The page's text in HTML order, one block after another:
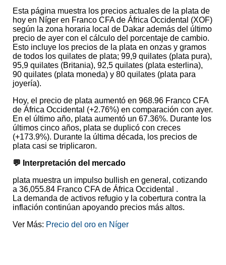
Esta página muestra los precios actuales de la plata de
hoy en Níger en Franco CFA de África Occidental (XOF)
según la zona horaria local de Dakar además del último
precio de ayer con el cálculo del porcentaje de cambio.
Esto incluye los precios de la plata en onzas y gramos
de todos los quilates de plata; 99,9 quilates (plata pura),
95,9 quilates (Britania), 92,5 quilates (plata esterlina),
90 quilates (plata moneda) y 80 quilates (plata para
joyería).
Hoy, el precio de plata aumentó en 968.96 Franco CFA
de África Occidental (+2.76%) en comparación con ayer.
En el último año, plata aumentó un 67.36%. Durante los
últimos cinco años, plata se duplicó con creces
(+173.9%). Durante la última década, los precios de
plata casi se triplicaron.
💬 Interpretación del mercado
plata muestra un impulso bullish en general, cotizando
a 36,055.84 Franco CFA de África Occidental .
La demanda de activos refugio y la cobertura contra la
inflación continúan apoyando precios más altos.
Ver Más: Precio del oro en Níger